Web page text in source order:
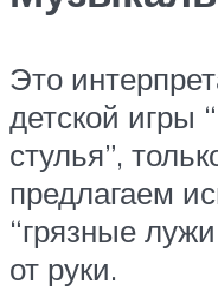
Это
детской игры
стулья”,
предлагаем
“грязные
от руки.